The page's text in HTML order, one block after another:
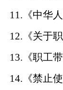
11.《中华
12.《关于
13.《职工
14.《禁止